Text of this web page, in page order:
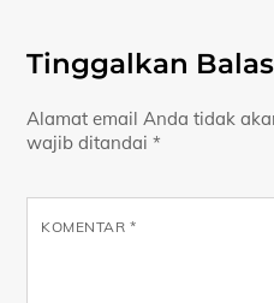
Tinggalkan
Alamat email Anda tidak
wajib ditandai*
KOMENTAR *